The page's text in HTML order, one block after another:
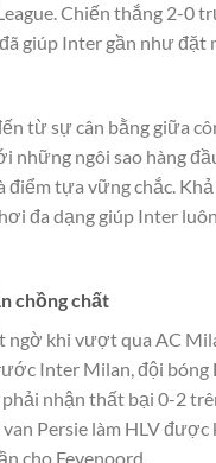
Chiến thắng 2-0
giúp Inter gần như đặt
từ sự cân bằng giữa
những ngôi sao hàng
điểm tựa vững chắc.
đa dạng giúp Inter
chồng chất
ngờ khi vượt qua AC
Inter Milan, đội bóng
nhận thất bại 0-2
Persie làm HLV được
cho Feyenoord.